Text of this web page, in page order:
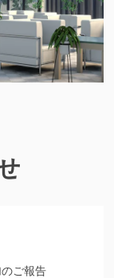
ご報告